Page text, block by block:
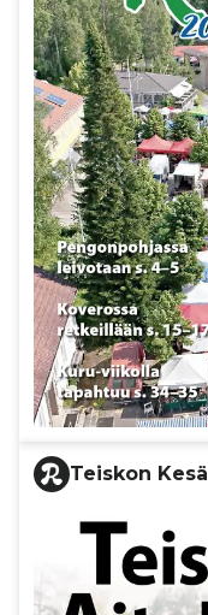
Teiskon Kesä